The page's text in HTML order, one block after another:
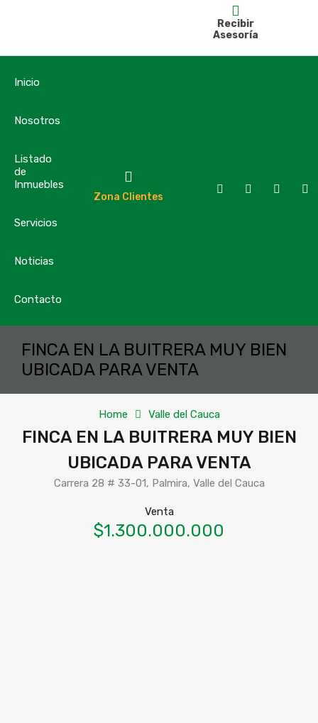
Recibir
Asesoría
Inicio
Nosotros
Listado
de
Inmuebles
Servicios
Noticias
Contacto
Zona Clientes
FINCA EN LA BUITRERA MUY BIEN
UBICADA PARA VENTA
Home Valle del Cauca
FINCA EN LA BUITRERA MUY BIEN
UBICADA PARA VENTA
Carrera 28 # 33-01, Palmira, Valle del Cauca
Venta
$1.300.000.000